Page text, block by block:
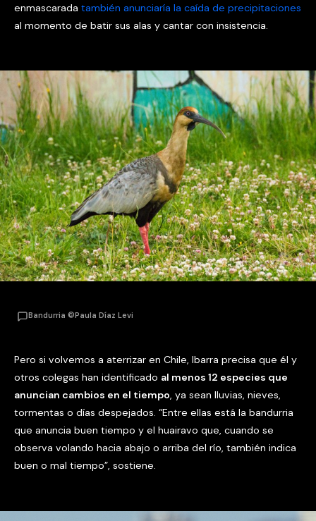
enmascarada también anunciaría la caída de precipitaciones
al momento de batir sus alas y cantar con insistencia.
Bandurria ©Paula Díaz Levi
Pero si volvemos a aterrizar en Chile, Ibarra precisa que él y
otros colegas han identificado al menos 12 especies que
anuncian cambios en el tiempo, ya sean lluvias, nieves,
tormentas o días despejados. “Entre ellas está la bandurria
que anuncia buen tiempo y el huairavo que, cuando se
observa volando hacia abajo o arriba del río, también indica
buen o mal tiempo”, sostiene.